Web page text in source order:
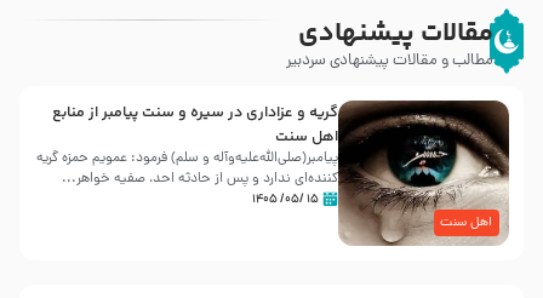
مقالات پیشنهادی
مطالب و مقالات پیشنهادی سردبیر
اهل سنت
گریه و عزاداری در سیره و سنت پیامبر از منابع
اهل سنت
پیامبر(صلی‌الله‌علیه‌وآله و سلم) فرمود: عمویم حمزه گریه
کننده‌ای ندارد و پس از حادثه احد، صفیه خواهر...
۱۵ /۰۵/ ۱۴۰۵